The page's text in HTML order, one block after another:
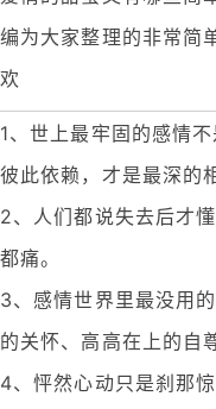
编为大家整理的非常简
欢
1、世上最牢固的感情不
彼此依赖，才是最深的
2、人们都说失去后才
都痛。
3、感情世界里最没用
的关怀、高高在上的自
4、怦然心动只是刹那